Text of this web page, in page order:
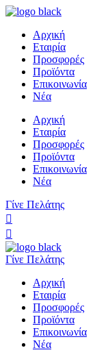
Αρχική
Εταιρία
Προσφορές
Προϊόντα
Επικοινωνία
Νέα
Αρχική
Εταιρία
Προσφορές
Προϊόντα
Επικοινωνία
Νέα
Γίνε Πελάτης
Γίνε Πελάτης
Αρχική
Εταιρία
Προσφορές
Προϊόντα
Επικοινωνία
Νέα